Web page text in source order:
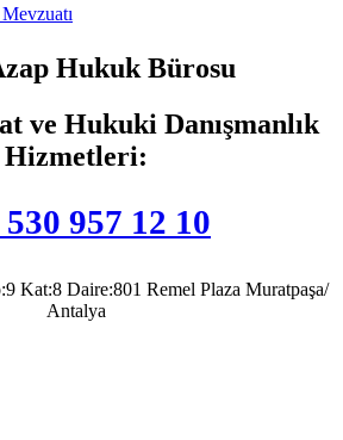
Hukuk Bürosu
ve Hukuki Danışmanlık
Hizmetleri:
957 12 10
Kat:8 Daire:801 Remel Plaza Muratpaşa/
Antalya